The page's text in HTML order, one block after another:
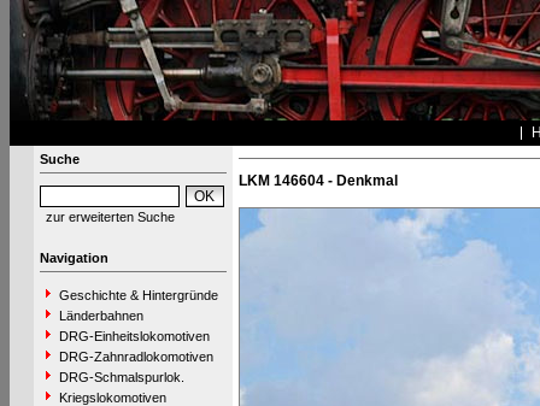
Suche
zur erweiterten Suche
Navigation
Geschichte & Hintergründe
Länderbahnen
DRG-Einheitslokomotiven
DRG-Zahnradlokomotiven
DRG-Schmalspurlok.
Kriegslokomotiven
LKM 146604 - Denkmal